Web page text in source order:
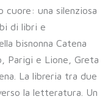
cuore: una silenziosa
di libri e
bisnonna Catena
Parigi e Lione, Greta
La libreria tra due
la letteratura. Un